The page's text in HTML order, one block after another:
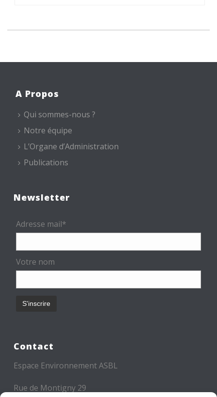
A Propos
Qui sommes-nous ?
Notre équipe
L’Organe d’Administration
Publications
Newsletter
Adresse mail*
Votre nom
Contact
Espace Environnement ASBL
Rue de Montigny 29